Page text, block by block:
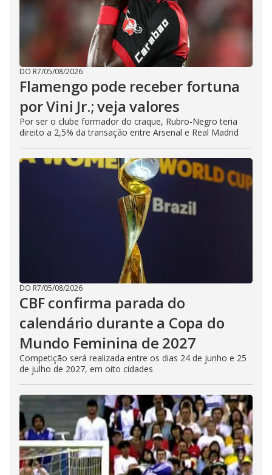
DO R7/05/08/2026
Flamengo pode receber fortuna
por Vini Jr.; veja valores
Por ser o clube formador do craque, Rubro-Negro teria
direito a 2,5% da transação entre Arsenal e Real Madrid
DO R7/05/08/2026
CBF confirma parada do
calendário durante a Copa do
Mundo Feminina de 2027
Competição será realizada entre os dias 24 de junho e 25
de julho de 2027, em oito cidades